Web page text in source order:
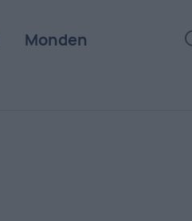
Monden